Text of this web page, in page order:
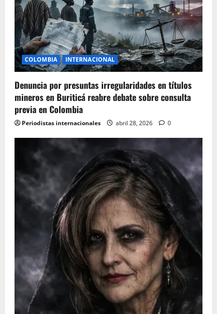
COLOMBIA INTERNACIONAL
Denuncia por presuntas irregularidades en títulos
mineros en Buriticá reabre debate sobre consulta
previa en Colombia
Periodistas internacionales abril 28, 2026 0